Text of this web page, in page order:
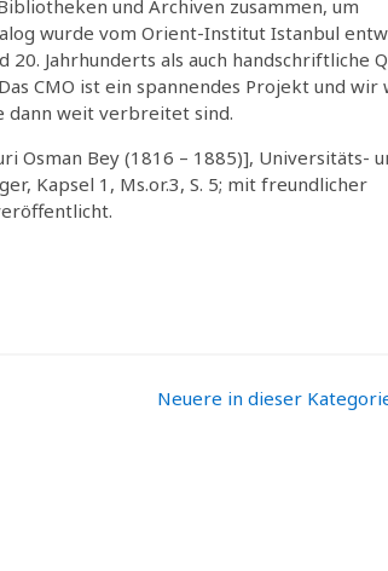
und Archiven zusammen, um
wurde vom Orient-Institut Istanbul
Jahrhunderts als auch handschriftliche
CMO ist ein spannendes Projekt und wir
dann weit verbreitet sind.
Osman Bey (1816 – 1885)], Universitäts-
Kapsel 1, Ms.or.3, S. 5; mit freundlicher
Neuere in dieser